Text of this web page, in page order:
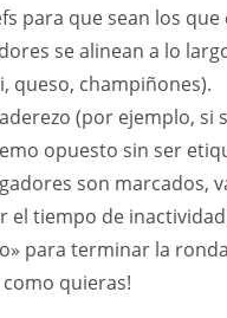
para que sean los
se alinean a lo
queso, champiñones).
(por ejemplo, si
opuesto sin ser
son marcados,
el tiempo de
para terminar la
como quieras!